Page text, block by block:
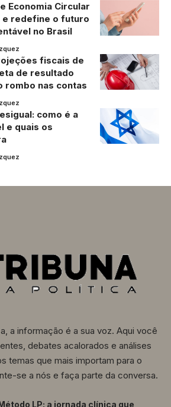
Economia Circular
e redefine o futuro
no Brasil
fiscais de
de resultado
rombo nas contas
como é a
e quais os
a informação é a sua voz. Aqui você
debates acalorados e análises
temas que mais importam para o
se a nós e faça parte da conversa.
LP: a jornada clínica que